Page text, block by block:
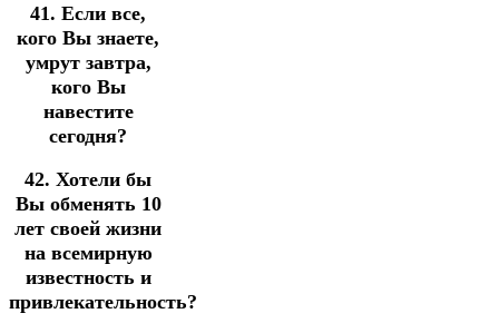
41. Если все,
кого Вы знаете,
умрут завтра,
кого Вы
навестите
сегодня?
42. Хотели бы
Вы обменять 10
лет своей жизни
на всемирную
известность и
привлекательность?